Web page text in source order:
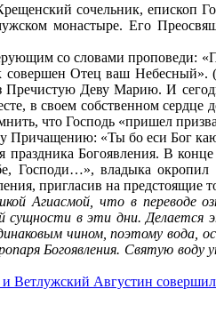
сочельник,
монастыре. Его
со словами проповеди:
совершен Отец ваш
Пречистую Деву Марию. И
в своем собственном сердце
что Господь «пришел
Причащению: «Ты бо еси Бог
Богоявления. В
Господи…», владыка
пригласив на предстоящие
Агиасмой, что в переводе
сущности в эти дни.
чином, поэтому
Богоявления. Святую